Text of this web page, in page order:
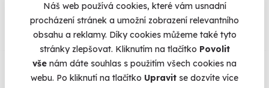
Náš web používá cookies, které vám usnadní
procházení stránek a umožní zobrazení relevantního
obsahu a reklamy. Díky cookies můžeme také tyto
stránky zlepšovat. Kliknutím na tlačítko Povolit
vše nám dáte souhlas s použitím všech cookies na
webu. Po kliknutí na tlačítko Upravit se dozvíte více
96% spokojenost zákazníků.
Co si o nás myslí